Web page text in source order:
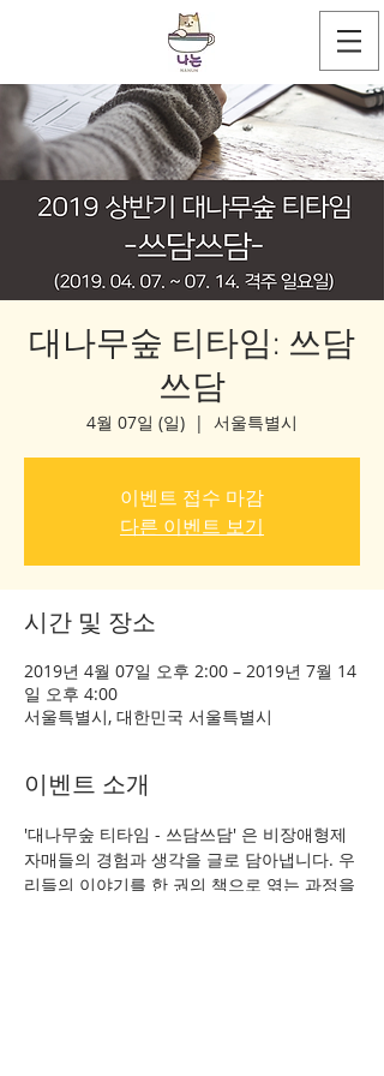
대나무숲 티타임: 쓰담
쓰담
4월 07일 (일)
  |
서울특별시
이벤트 접수 마감
다른 이벤트 보기
시간 및 장소
2019년 4월 07일 오후 2:00 – 2019년 7월 14
일 오후 4:00
서울특별시, 대한민국 서울특별시
이벤트 소개
'대나무숲 티타임 - 쓰담쓰담' 은 비장애형제
자매들의 경험과 생각을 글로 담아냅니다. 우
리들의 이야기를 한 권의 책으로 엮는 과정을